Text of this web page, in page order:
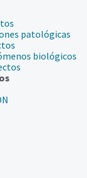
patológicas
biológicos